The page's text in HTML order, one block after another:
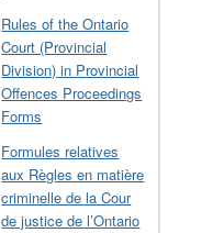
Rules of the Ontario
Court (Provincial
Division) in Provincial
Offences Proceedings
Forms
Formules relatives
aux Règles en matière
criminelle de la Cour
de justice de l’Ontario